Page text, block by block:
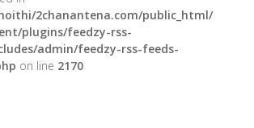
2chanantena.com/public_html/
plugins/feedzy-rss-
admin/feedzy-rss-feeds-
on line 2170